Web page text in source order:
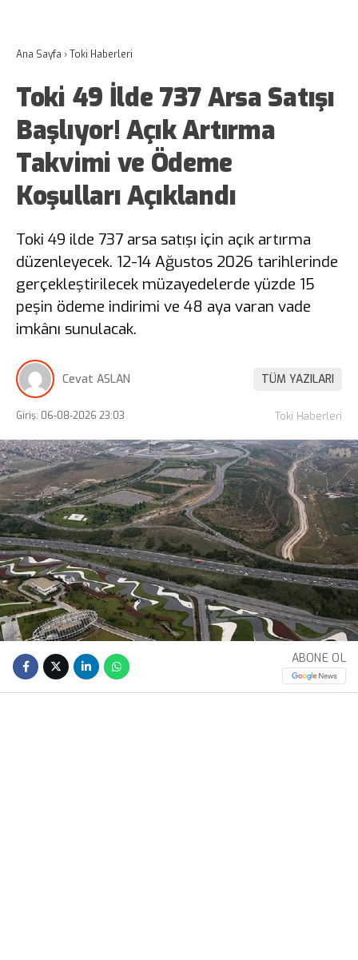
Ana Sayfa ›Toki Haberleri
Toki 49 İlde 737 Arsa Satışı
Başlıyor! Açık Artırma
Takvimi ve Ödeme
Koşulları Açıklandı
Toki 49 ilde 737 arsa satışı için açık artırma
düzenleyecek. 12-14 Ağustos 2026 tarihlerinde
gerçekleştirilecek müzayedelerde yüzde 15
peşin ödeme indirimi ve 48 aya varan vade
imkânı sunulacak.
Cevat ASLAN TÜM YAZILARI
Giriş: 06-08-2026 23:03 Toki Haberleri
ABONE OL